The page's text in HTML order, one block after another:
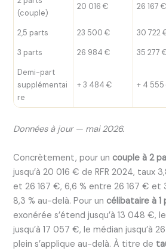
(couple)
20 016 € 26 167 €
2,5 parts 23 500 € 30 722
3 parts
26 984 € 35 277
Demi-part
supplémentai
re
+ 3 484 € + 4
Données à jour — mai 2026.
Concrètement, pour uncouple à 2
jusqu’à 20 016 € de RFR 2024, taux
et 26 167 €, 6,6 % entre 26 167 € et
8,3 % au-delà. Pour uncélibataire à 1
exonérée s’étend jusqu’à 13 048 €,
jusqu’à 17 057 €, le médian jusqu’à
plein s’applique au-delà. À titre de